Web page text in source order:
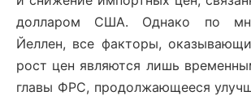
долларом США. Однако по
Йеллен, все факторы,
рост цен являются лишь
главы ФРС, продолжающееся